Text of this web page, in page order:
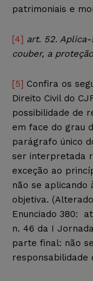
patrimoniais e
[4] art. 52.
couber, a
[5] Confira os
Direito Civil do
possibilidade de
em face do grau
parágrafo único
ser interpretada
exceção ao
não se aplicando
objetiva.
Enunciado 380:
n. 46 da I
parte final: não
responsabilidade